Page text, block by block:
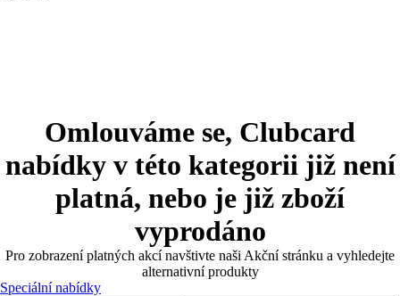
Omlouváme se, Clubcard
nabídky v této kategorii již není
platná, nebo je již zboží
vyprodáno
Pro zobrazení platných akcí navštivte naši Akční stránku a vyhledejte
alternativní produkty
Speciální nabídky